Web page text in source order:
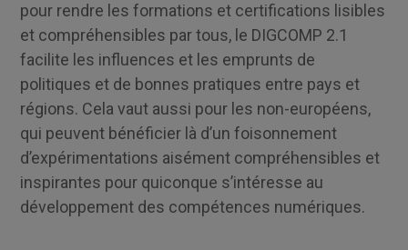
pour rendre les formations et certifications lisibles
et compréhensibles par tous, le DIGCOMP 2.1
facilite les influences et les emprunts de
politiques et de bonnes pratiques entre pays et
régions. Cela vaut aussi pour les non-européens,
qui peuvent bénéficier là d’un foisonnement
d’expérimentations aisément compréhensibles et
inspirantes pour quiconque s’intéresse au
développement des compétences numériques.